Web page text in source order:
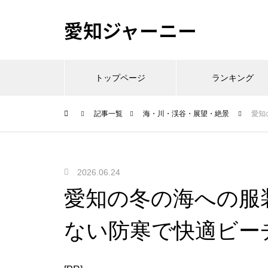
愛知ジャーニー
トップページ ランキング
記事一覧 海・川・渓谷・展望・絶景 愛知
2026.06.24
愛知の冬の海への
ない防寒で快適ビー